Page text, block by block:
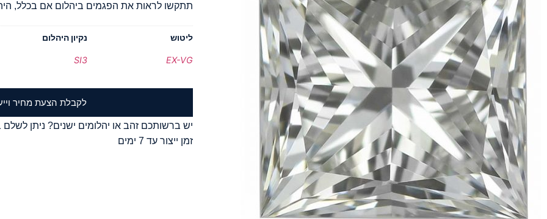
תתקשו לראות את הפגמים ביהלום אם בכלל,
ליטוש
EX-VG
נקיון היהלום
SI3
לקבלת הצעת מחיר
יש ברשותכם זהב או יהלומים ישנים? ניתן לשלם
זמן ייצור עד 7 ימים